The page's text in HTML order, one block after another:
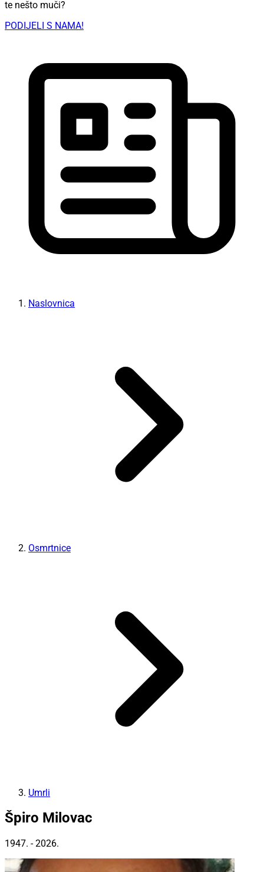
te nešto muči?
PODIJELI S NAMA!
Naslovnica
Osmrtnice
Umrli
Špiro Milovac
1947. - 2026.